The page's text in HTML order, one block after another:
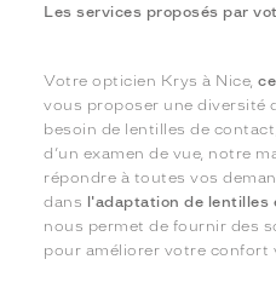
Les services proposés par
Votre opticien Krys à Nice,
vous proposer une diversité
besoin de lentilles de
d’un examen de vue, notre
répondre à toutes vos
dans l'adaptation de lentilles
nous permet de fournir des
pour améliorer votre confort